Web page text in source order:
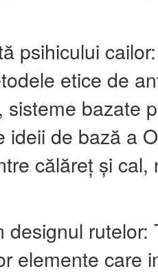
psihicului cailor:
etice de
sisteme bazate
ideii de bază a
călăreț și
designul rutelor:
elemente care